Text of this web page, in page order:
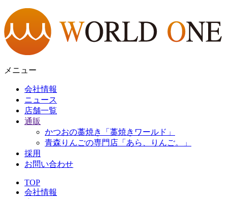
メニュー
会社情報
ニュース
店舗一覧
通販
かつおの藁焼き「藁焼きワールド」
青森りんごの専門店「あら、りんご。」
採用
お問い合わせ
TOP
会社情報